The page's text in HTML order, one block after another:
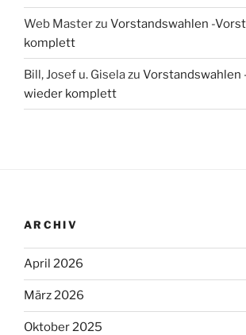
Web Masterzu Vorstandswahlen -
komplett
Bill, Josef u. Giselazu Vorstandswahlen
wieder komplett
ARCHIV
April 2026
März 2026
Oktober 2025